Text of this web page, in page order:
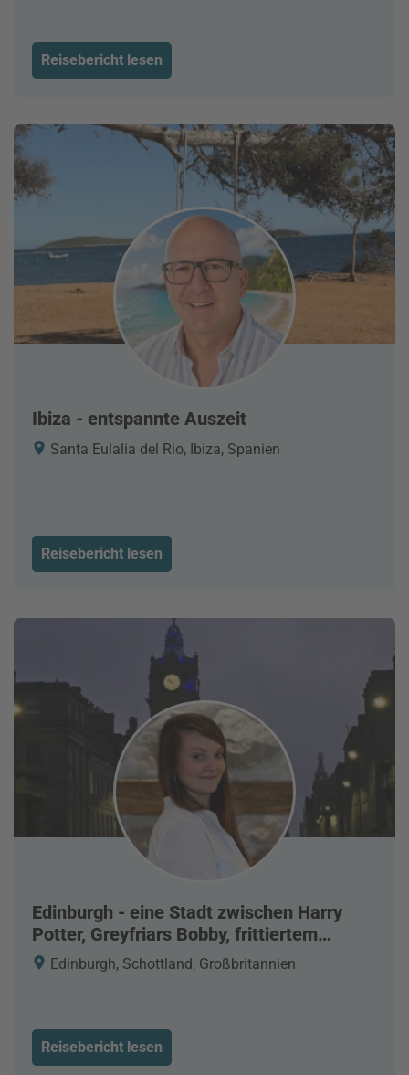
Reisebericht lesen
Ibiza - entspannte Auszeit
Santa Eulalia del Rio, Ibiza, Spanien
Reisebericht lesen
Edinburgh - eine Stadt zwischen Harry
Potter, Greyfriars Bobby, frittiertem
Marsriegel und Haggis
Edinburgh, Schottland, Großbritannien
Reisebericht lesen